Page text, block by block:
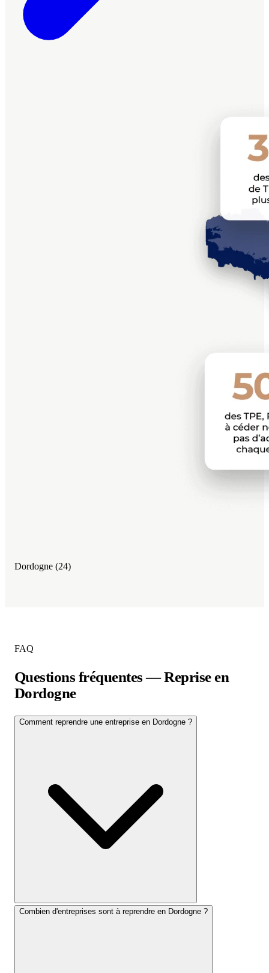
Dordogne (24)
FAQ
Questions fréquentes — Reprise en
Dordogne
Comment reprendre une entreprise en Dordogne ?
Combien d'entreprises sont à reprendre en Dordogne ?